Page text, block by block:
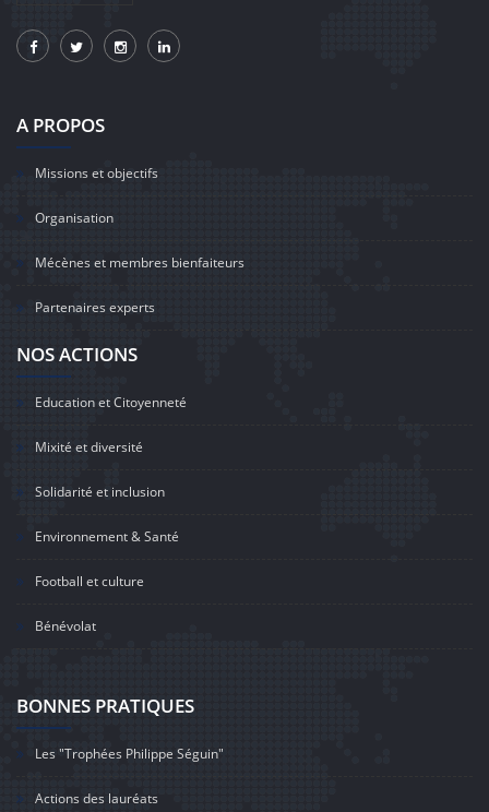
A PROPOS
Missions et objectifs
Organisation
Mécènes et membres bienfaiteurs
Partenaires experts
NOS ACTIONS
Education et Citoyenneté
Mixité et diversité
Solidarité et inclusion
Environnement & Santé
Football et culture
Bénévolat
BONNES PRATIQUES
Les "Trophées Philippe Séguin"
Actions des lauréats